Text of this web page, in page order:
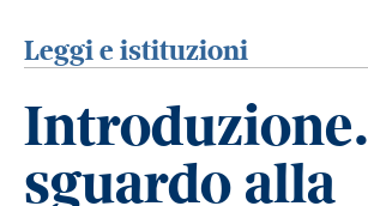
Leggi e istituzioni
sguardo alla